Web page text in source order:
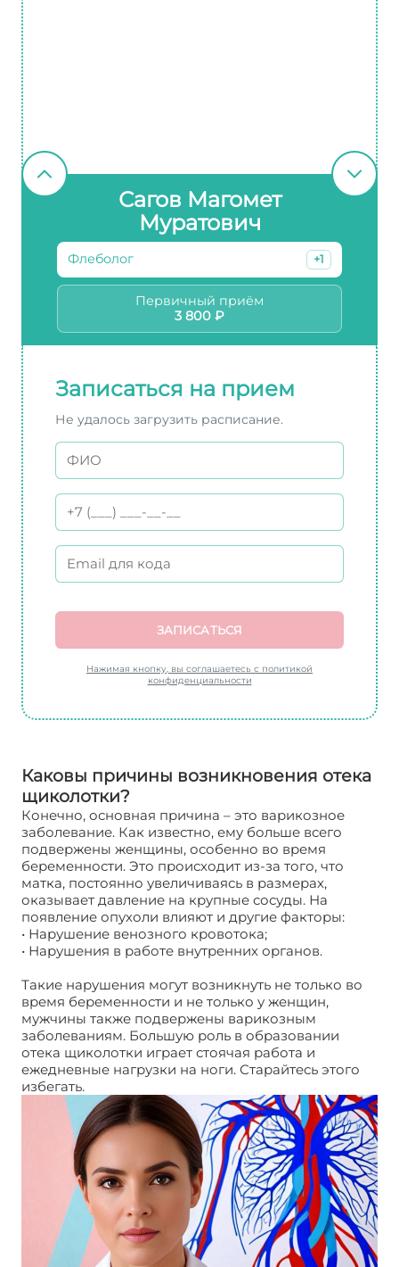
Сагов Магомет
Муратович
Флеболог +1
Первичный приём
3 800 ₽
Записаться на прием
Не удалось загрузить расписание.
ЗАПИСАТЬСЯ
Нажимая кнопку, вы соглашаетесь с политикой
конфиденциальности
Каковы причины возникновения отека
щиколотки?
Конечно, основная причина – это варикозное
заболевание. Как известно, ему больше всего
подвержены женщины, особенно во время
беременности. Это происходит из-за того, что
матка, постоянно увеличиваясь в размерах,
оказывает давление на крупные сосуды. На
появление опухоли влияют и другие факторы:
• Нарушение венозного кровотока;
• Нарушения в работе внутренних органов.
Такие нарушения могут возникнуть не только во
время беременности и не только у женщин,
мужчины также подвержены варикозным
заболеваниям. Большую роль в образовании
отека щиколотки играет стоячая работа и
ежедневные нагрузки на ноги. Старайтесь этого
избегать.